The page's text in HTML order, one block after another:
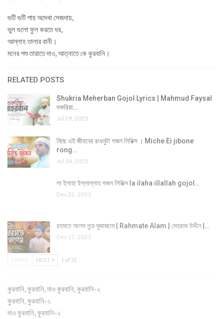
গুটি গুটি পায় অদেখা সেজদায়,
ভুল গুলো ফুল করতে ধর,
আল্লাহ তালার বানী।
মনের পশু তারাতে দাও, আত্নাতে কে কুরবানি।
RELATED POSTS
Shukria Meherban Gojol Lyrics | Mahmud Faysal
শুকরিয়া…
Jul 29, 2025
মিছে এই জীবনের রংধনুটা গজল লিরিক্স । Miche Ei jibone
rong…
Jul 14, 2025
লা ইলাহা ইল্লাল্লাহ গজল লিরিক্স la ilaha illallah gojol…
Dec 22, 2023
রহমতে আলম নুরে মুজাচ্ছাম | Rahmate Alam | মেহরাজ উদ্দীন |…
Dec 17, 2023
PREV NEXT 1 of 31
কুরবানি, কুরবানি, দাও কুরবানি, কুরবানি-২
কুরবানি, কুরবানি-২
দাও কুরবানি, কুরবানি-২